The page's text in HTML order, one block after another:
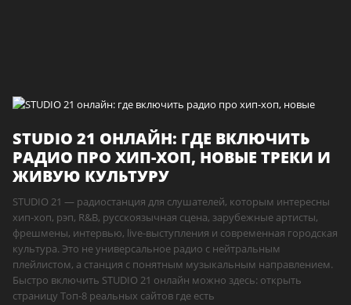
STUDIO 21 ОНЛАЙН: ГДЕ ВКЛЮЧИТЬ
РАДИО ПРО ХИП-ХОП, НОВЫЕ ТРЕКИ И
ЖИВУЮ КУЛЬТУРУ
STUDIO 21 — радиостанция для слушателей, которым интересны
хип-хоп, рэп, R&B, русскоязычная сцена, зарубежные артисты,
фрешмены, интервью, live-выступления и современная городская
культура. Это не универсальное радио с нейтральным
плейлистом, а станция с понятным музыкальным направлением.
Быстро включить STUDIO 21 онлайн можно здесь: открыть
страницу Топ-8 реальных сайтов где есть